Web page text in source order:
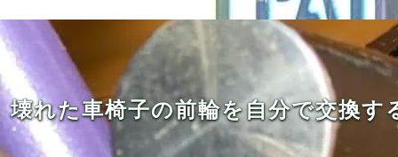
壊れた車椅子の前輪を自分で交換す